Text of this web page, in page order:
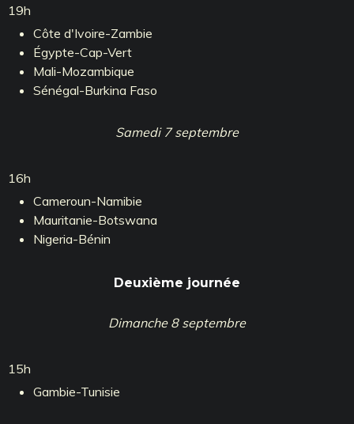
19h
Côte d'Ivoire-Zambie
Égypte-Cap-Vert
Mali-Mozambique
Sénégal-Burkina Faso
Samedi 7 septembre
16h
Cameroun-Namibie
Mauritanie-Botswana
Nigeria-Bénin
Deuxième journée
Dimanche 8 septembre
15h
Gambie-Tunisie